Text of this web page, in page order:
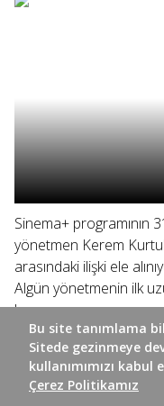
Sinema+ programının
yönetmen Kerem
arasındaki ilişki ele
Algün yönetmenin ilk
konuşuyor.
Bu site tanımlama
Sitede gezinmeye
kullanımımızı
Çerez Politikamız